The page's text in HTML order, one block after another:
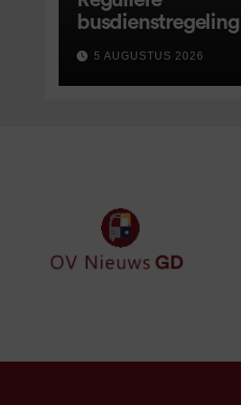
van start, met
wijzigingen
5 AUGUSTUS 2026